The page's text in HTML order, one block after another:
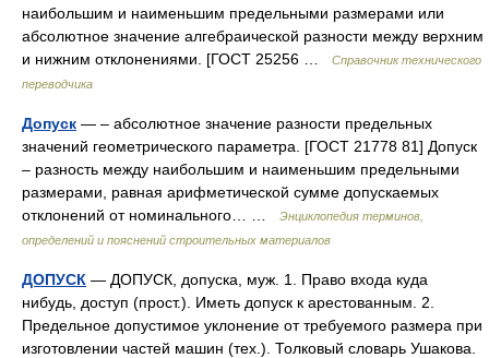
наибольшим и наименьшим предельными размерами или
абсолютное значение алгебраической разности между верхним
и нижним отклонениями. [ГОСТ 25256 …
Справочник технического
переводчика
Допуск — – абсолютное значение разности предельных
значений геометрического параметра. [ГОСТ 21778 81] Допуск
– разность между наибольшим и наименьшим предельными
размерами, равная арифметической сумме допускаемых
отклонений от номинального… …
Энциклопедия терминов,
определений и пояснений строительных материалов
ДОПУСК — ДОПУСК, допуска, муж. 1. Право входа куда
нибудь, доступ (прост.). Иметь допуск к арестованным. 2.
Предельное допустимое уклонение от требуемого размера при
изготовлении частей машин (тех.). Толковый словарь Ушакова.